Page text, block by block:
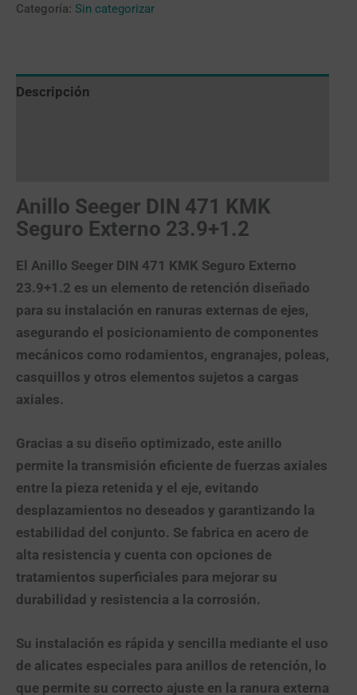
Categoría: Sin categorizar
Descripción
Anillo Seeger DIN 471 KMK
Seguro Externo 23.9+1.2
El Anillo Seeger DIN 471 KMK Seguro Externo
23.9+1.2 es un elemento de retención diseñado
para su instalación en ranuras externas de ejes,
asegurando el posicionamiento de componentes
mecánicos como rodamientos, engranajes, poleas,
casquillos y otros elementos sujetos a cargas
axiales.
Gracias a su diseño optimizado, este anillo
permite la transmisión eficiente de fuerzas axiales
entre la pieza retenida y el eje, evitando
desplazamientos no deseados y garantizando la
estabilidad del conjunto. Se fabrica en acero de
alta resistencia y cuenta con opciones de
tratamientos superficiales para mejorar su
durabilidad y resistencia a la corrosión.
Su instalación es rápida y sencilla mediante el uso
de alicates especiales para anillos de retención, lo
que permite su correcto ajuste en la ranura externa